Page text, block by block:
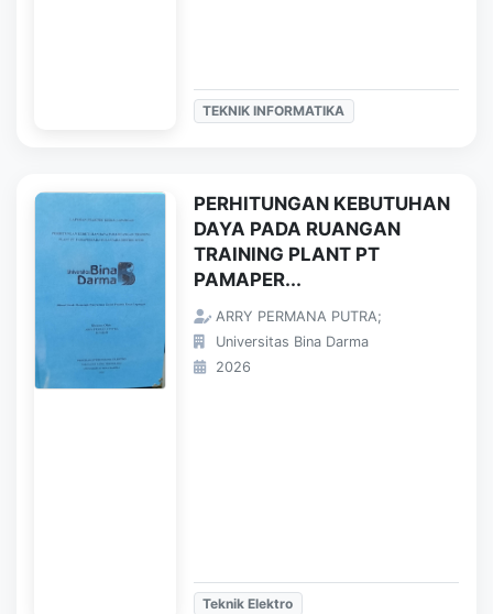
TEKNIK INFORMATIKA
PERHITUNGAN KEBUTUHAN
DAYA PADA RUANGAN
TRAINING PLANT PT
PAMAPER...
ARRY PERMANA PUTRA;
Universitas Bina Darma
2026
Teknik Elektro